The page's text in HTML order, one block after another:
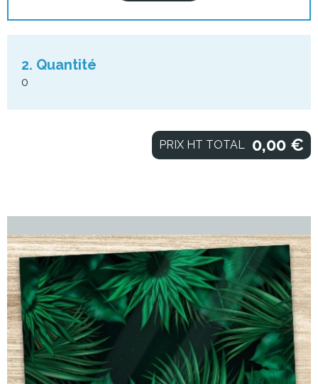
2. Quantité
0
PRIX HT TOTAL 0,00 €